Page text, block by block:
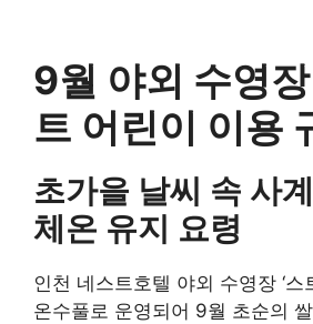
9월 야외 수영
트 어린이 이용
초가을 날씨 속 사
체온 유지 요령
인천 네스트호텔 야외 수영장 ‘스
온수풀로 운영되어 9월 초순의